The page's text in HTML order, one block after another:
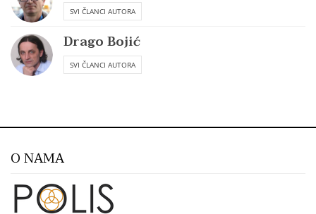
SVI ČLANCI AUTORA
Drago Bojić
SVI ČLANCI AUTORA
O NAMA